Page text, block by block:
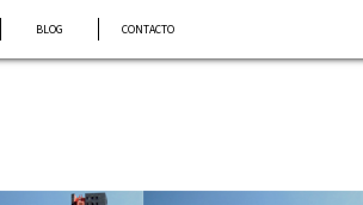
BLOG CONTACTO